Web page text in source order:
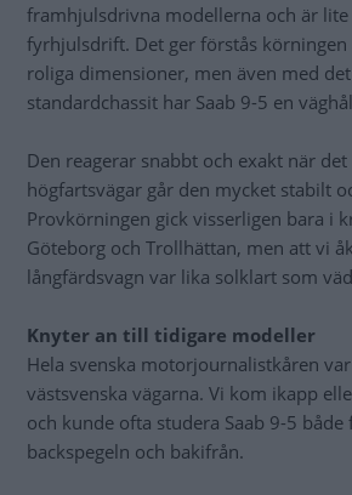
framhjulsdrivna modellerna och är
fyrhjulsdrift. Det ger förstås körningen
roliga dimensioner, men även med
standardchassit har Saab 9-5 en
Den reagerar snabbt och exakt när
högfartsvägar går den mycket stabilt
Provkörningen gick visserligen bara i
Göteborg och Trollhättan, men att vi
långfärdsvagn var lika solklart som
Knyter an till tidigare modeller
Hela svenska motorjournalistkåren
västsvenska vägarna. Vi kom ikapp
och kunde ofta studera Saab 9-5
backspegeln och bakifrån.